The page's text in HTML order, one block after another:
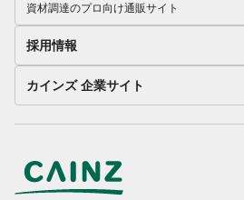
資材調達のプロ向け通販サイト
採用情報
カインズ 企業サイト